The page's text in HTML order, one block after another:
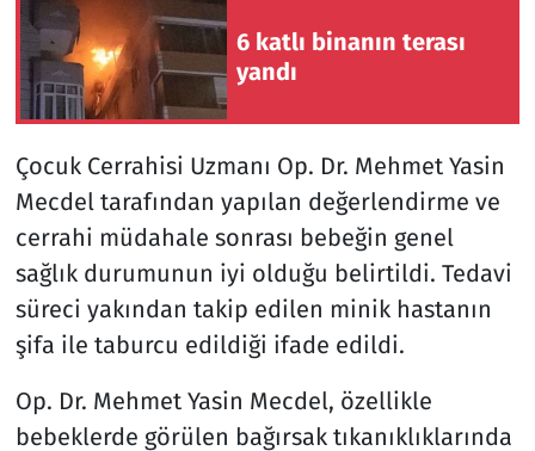
6 katlı binanın terası
yandı
Çocuk Cerrahisi Uzmanı Op. Dr. Mehmet Yasin
Mecdel tarafından yapılan değerlendirme ve
cerrahi müdahale sonrası bebeğin genel
sağlık durumunun iyi olduğu belirtildi. Tedavi
süreci yakından takip edilen minik hastanın
şifa ile taburcu edildiği ifade edildi.
Op. Dr. Mehmet Yasin Mecdel, özellikle
bebeklerde görülen bağırsak tıkanıklıklarında
Siyaset
Spor
Süleymanpaşa
Tekirdağ